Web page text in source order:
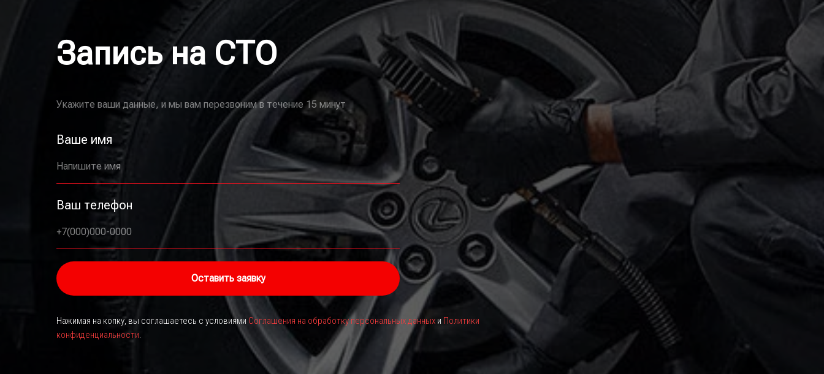
Запись на СТО
Укажите ваши данные, и мы вам перезвоним в течение 15 минут
Ваше имя
Напишите имя
Ваш телефон
+7(000)000-0000
Оставить заявку
Нажимая на копку, вы соглашаетесь с условиями Соглашения на обработку персональных данных и Политики
конфиденциальности